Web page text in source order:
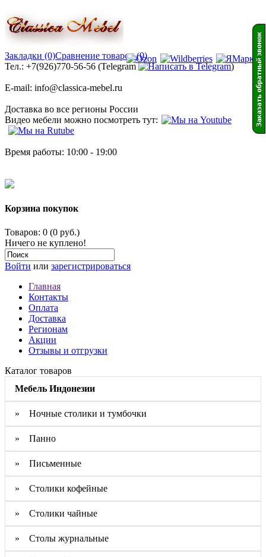
Закладки (0)Сравнение товаров (0)
Тел.: +7(926)770-56-56 (Telegram
)
E-mail: info@classica-mebel.ru
Доставка во все регионы России
Видео мебели можно посмотреть тут:
Время работы: 10:00 - 19:00
Корзина покупок
Товаров: 0 (0 руб.)
Ничего не куплено!
Войти или зарегистрироваться
Главная
Контакты
Оплата
Доставка
Регионам
Акции
Отзывы и отгрузки
Каталог товаров
Мебель Индонезии
» Ночные столики и тумбочки
» Панно
» Письменные
» Столики кофейные
» Столики чайные
» Столы журнальные